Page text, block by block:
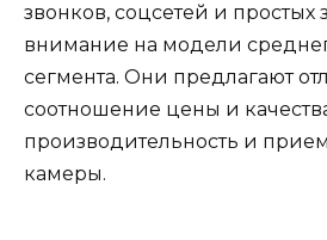
звонков, соцсетей и простых
внимание на модели
сегмента. Они предлагают
соотношение цены и
производительность и
камеры.